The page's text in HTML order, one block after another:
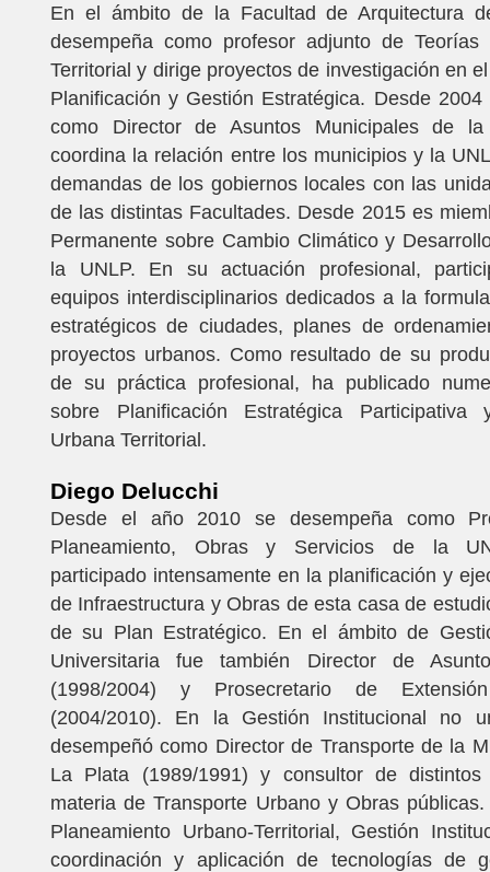
En el ámbito de la Facultad de Arquitectura
desempeña como profesor adjunto de Teorías
Territorial y dirige proyectos de investigación en
Planificación y Gestión Estratégica. Desde 2004
como Director de Asuntos Municipales de la
coordina la relación entre los municipios y la
demandas de los gobiernos locales con las
de las distintas Facultades. Desde 2015 es
Permanente sobre Cambio Climático y
la UNLP. En su actuación profesional,
equipos interdisciplinarios dedicados a la
estratégicos de ciudades, planes de
proyectos urbanos. Como resultado de su
de su práctica profesional, ha publicado
sobre Planificación Estratégica Participativa
Urbana Territorial.
Diego Delucchi
Desde el año 2010 se desempeña como
Planeamiento, Obras y Servicios de la
participado intensamente en la planificación y
de Infraestructura y Obras de esta casa de
de su Plan Estratégico. En el ámbito de
Universitaria fue también Director de
(1998/2004) y Prosecretario de
(2004/2010). En la Gestión Institucional no
desempeñó como Director de Transporte de la
La Plata (1989/1991) y consultor de distintos
materia de Transporte Urbano y Obras
Planeamiento Urbano-Territorial, Gestión
coordinación y aplicación de tecnologías de